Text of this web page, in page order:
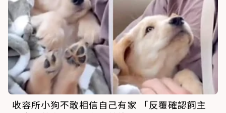
收容所小狗不敢相信自己有家 「反覆確認飼主